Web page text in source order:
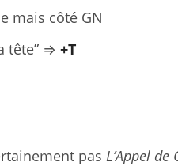
mais côté GN
tête” ⇒ +T
pas L’Appel de